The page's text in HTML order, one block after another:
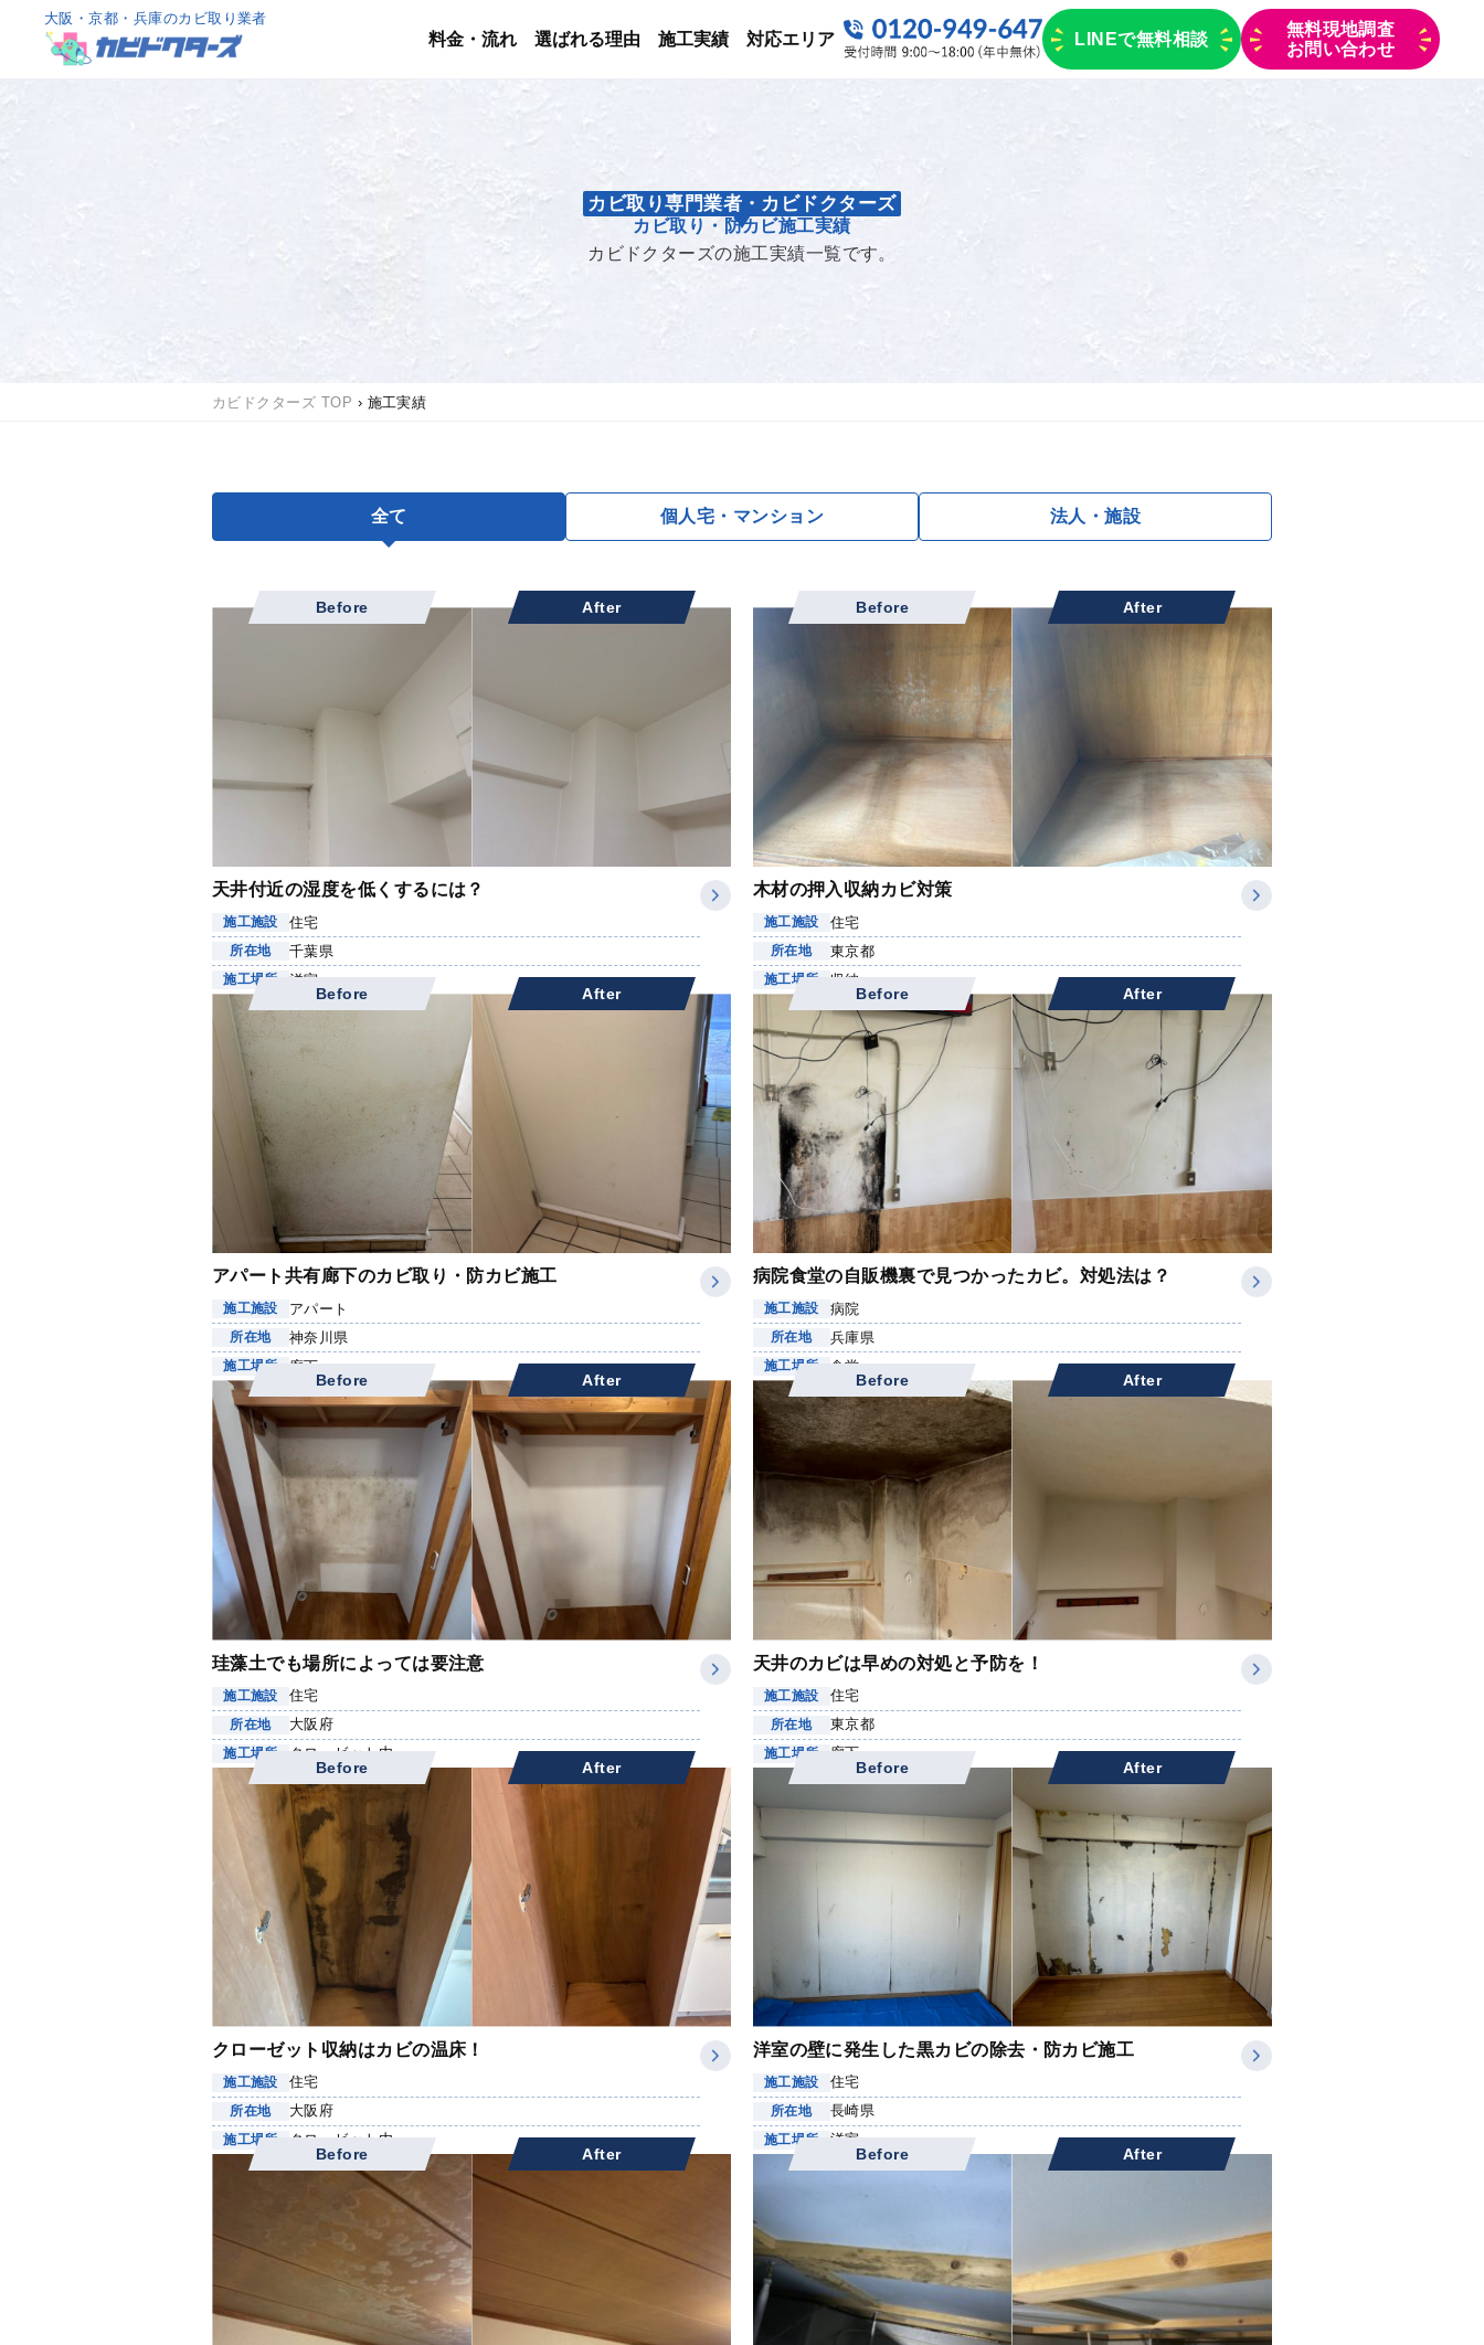
大阪・京都・兵庫のカビ取り業者
料金・流れ 選ばれる理由 施工実績 対応エリア LINEで無料相談
無料現地調査
お問い合わせ
カビ取り・防カビ施工実績
カビ取り専門業者・カビドクターズ
カビドクターズの施工実績一覧です。
カビドクターズ TOP › 施工実績
全て 個人宅 ・マンション 法人・施設
Before After
天井付近の湿度を低くするには？
施工施設 住宅
所在地 千葉県
施工場所 洋室
Before After
木材の押入収納カビ対策
施工施設 住宅
所在地 東京都
施工場所 収納
Before After
アパート共有廊下のカビ取り・防カビ施工
施工施設 アパート
所在地 神奈川県
施工場所 廊下
Before After
病院食堂の自販機裏で見つかったカビ。対処法は？
施工施設 病院
所在地 兵庫県
施工場所 食堂
Before After
珪藻土でも場所によっては要注意
施工施設 住宅
所在地 大阪府
施工場所 クローゼット内
Before After
天井のカビは早めの対処と予防を！
施工施設 住宅
所在地 東京都
施工場所 廊下
Before After
クローゼット収納はカビの温床！
施工施設 住宅
所在地 大阪府
施工場所 クローゼット内
Before After
洋室の壁に発生した黒カビの除去・防カビ施工
施工施設 住宅
所在地 長崎県
施工場所 洋室
Before After Before After